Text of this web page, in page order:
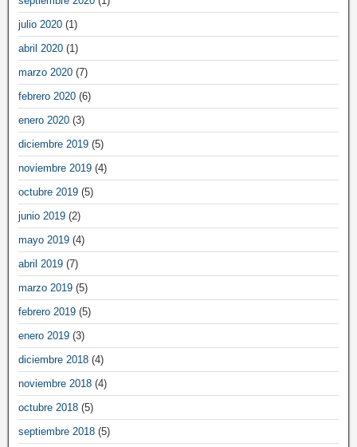
julio 2020 (1)
abril 2020 (1)
marzo 2020 (7)
febrero 2020 (6)
enero 2020 (3)
diciembre 2019 (5)
noviembre 2019 (4)
octubre 2019 (5)
junio 2019 (2)
mayo 2019 (4)
abril 2019 (7)
marzo 2019 (5)
febrero 2019 (5)
enero 2019 (3)
diciembre 2018 (4)
noviembre 2018 (4)
octubre 2018 (5)
septiembre 2018 (5)